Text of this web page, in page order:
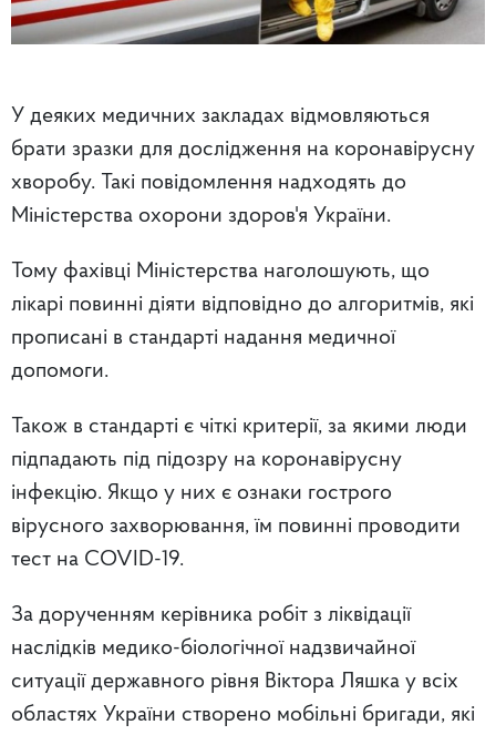
У деяких медичних закладах відмовляються
брати зразки для дослідження на коронавірусну
хворобу. Такі повідомлення надходять до
Міністерства охорони здоров'я України.
Тому фахівці Міністерства наголошують, що
лікарі повинні діяти відповідно до алгоритмів, які
прописані в стандарті надання медичної
допомоги.
Також в стандарті є чіткі критерії, за якими люди
підпадають під підозру на коронавірусну
інфекцію. Якщо у них є ознаки гострого
вірусного захворювання, їм повинні проводити
тест на COVID-19.
За дорученням керівника робіт з ліквідації
наслідків медико-біологічної надзвичайної
ситуації державного рівня Віктора Ляшка у всіх
областях України створено мобільні бригади, які